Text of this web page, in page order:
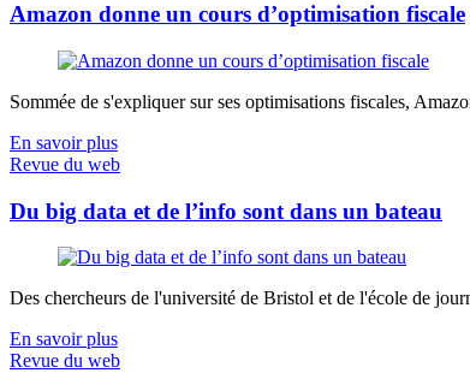
Amazon donne un cours d’optimisation fiscale
Sommée de s'expliquer sur ses optimisations fiscales,
En savoir plus
Revue du web
Du big data et de l’info sont dans un bateau
Des chercheurs de l'université de Bristol et de l'école de
En savoir plus
Revue du web